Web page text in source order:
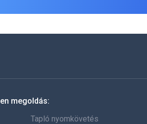
megoldás:
Tapló nyomkövetés